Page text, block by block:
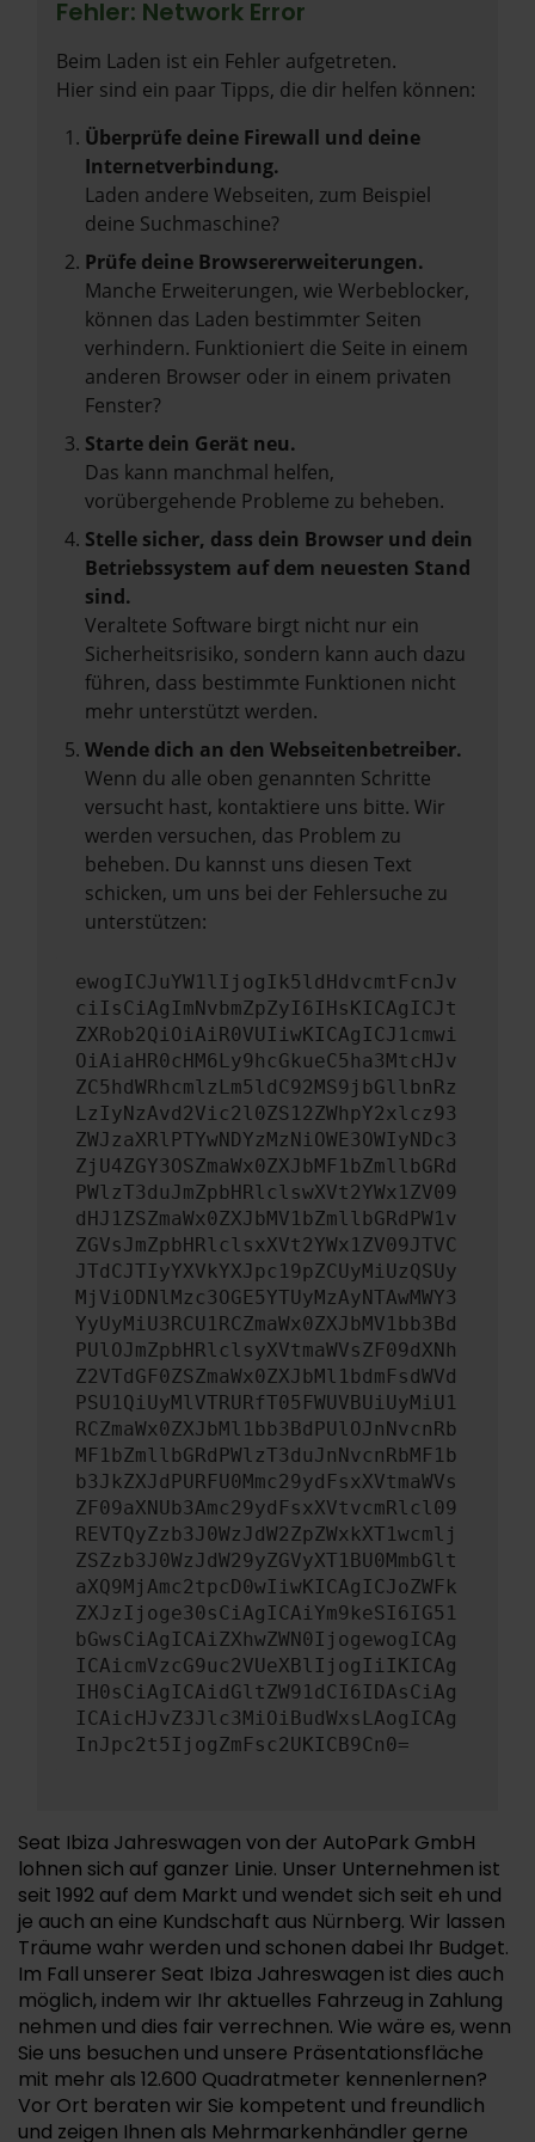
Fehler: Network Error
Beim Laden ist ein Fehler aufgetreten.
Hier sind ein paar Tipps, die dir helfen können:
Überprüfe deine Firewall und deine
Internetverbindung.
Laden andere Webseiten, zum Beispiel
deine Suchmaschine?
Prüfe deine Browsererweiterungen.
Manche Erweiterungen, wie Werbeblocker,
können das Laden bestimmter Seiten
verhindern. Funktioniert die Seite in einem
anderen Browser oder in einem privaten
Fenster?
Starte dein Gerät neu.
Das kann manchmal helfen,
vorübergehende Probleme zu beheben.
Stelle sicher, dass dein Browser und dein
Betriebssystem auf dem neuesten Stand
sind.
Veraltete Software birgt nicht nur ein
Sicherheitsrisiko, sondern kann auch dazu
führen, dass bestimmte Funktionen nicht
mehr unterstützt werden.
Wende dich an den Webseitenbetreiber.
Wenn du alle oben genannten Schritte
versucht hast, kontaktiere uns bitte. Wir
werden versuchen, das Problem zu
beheben. Du kannst uns diesen Text
schicken, um uns bei der Fehlersuche zu
unterstützen:
ewogICJuYW1lIjogIk5ldHdvcmtFcnJv
ciIsCiAgImNvbmZpZyI6IHsKICAgICJt
ZXRob2QiOiAiR0VUIiwKICAgICJ1cmwi
OiAiaHR0cHM6Ly9hcGkueC5ha3MtcHJv
ZC5hdWRhcmlzLm5ldC92MS9jbGllbnRz
LzIyNzAvd2Vic2l0ZS12ZWhpY2xlcz93
ZWJzaXRlPTYwNDYzMzNiOWE3OWIyNDc3
ZjU4ZGY3OSZmaWx0ZXJbMF1bZmllbGRd
PWlzT3duJmZpbHRlclswXVt2YWx1ZV09
dHJ1ZSZmaWx0ZXJbMV1bZmllbGRdPW1v
ZGVsJmZpbHRlclsxXVt2YWx1ZV09JTVC
JTdCJTIyYXVkYXJpc19pZCUyMiUzQSUy
MjViODNlMzc3OGE5YTUyMzAyNTAwMWY3
YyUyMiU3RCU1RCZmaWx0ZXJbMV1bb3Bd
PUlOJmZpbHRlclsyXVtmaWVsZF09dXNh
Z2VTdGF0ZSZmaWx0ZXJbMl1bdmFsdWVd
PSU1QiUyMlVTRURfT05FWUVBUiUyMiU1
RCZmaWx0ZXJbMl1bb3BdPUlOJnNvcnRb
MF1bZmllbGRdPWlzT3duJnNvcnRbMF1b
b3JkZXJdPURFU0Mmc29ydFsxXVtmaWVs
ZF09aXNUb3Amc29ydFsxXVtvcmRlcl09
REVTQyZzb3J0WzJdW2ZpZWxkXT1wcmlj
ZSZzb3J0WzJdW29yZGVyXT1BU0MmbGlt
aXQ9MjAmc2tpcD0wIiwKICAgICJoZWFk
ZXJzIjoge30sCiAgICAiYm9keSI6IG51
bGwsCiAgICAiZXhwZWN0IjogewogICAg
ICAicmVzcG9uc2VUeXBlIjogIiIKICAg
IH0sCiAgICAidGltZW91dCI6IDAsCiAg
ICAicHJvZ3Jlc3MiOiBudWxsLAogICAg
InJpc2t5IjogZmFsc2UKICB9Cn0=
Seat Ibiza Jahreswagen von der AutoPark GmbH
lohnen sich auf ganzer Linie. Unser Unternehmen ist
seit 1992 auf dem Markt und wendet sich seit eh und
je auch an eine Kundschaft aus Nürnberg. Wir lassen
Träume wahr werden und schonen dabei Ihr Budget.
Im Fall unserer Seat Ibiza Jahreswagen ist dies auch
möglich, indem wir Ihr aktuelles Fahrzeug in Zahlung
nehmen und dies fair verrechnen. Wie wäre es, wenn
Sie uns besuchen und unsere Präsentationsfläche
mit mehr als 12.600 Quadratmeter kennenlernen?
Vor Ort beraten wir Sie kompetent und freundlich
und zeigen Ihnen als Mehrmarkenhändler gerne